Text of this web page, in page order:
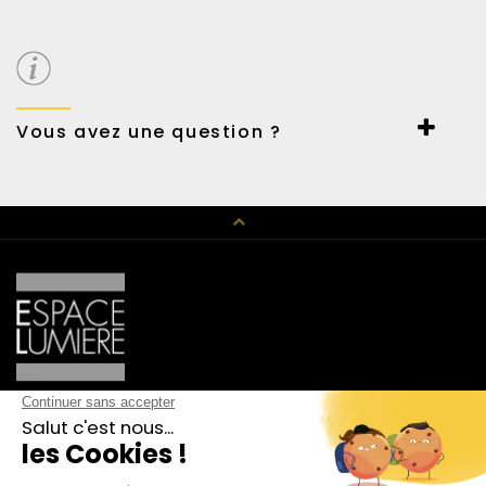
Possibilité de payer en 3 fois sans frais.
Vous avez une question ?
CATALOGUE